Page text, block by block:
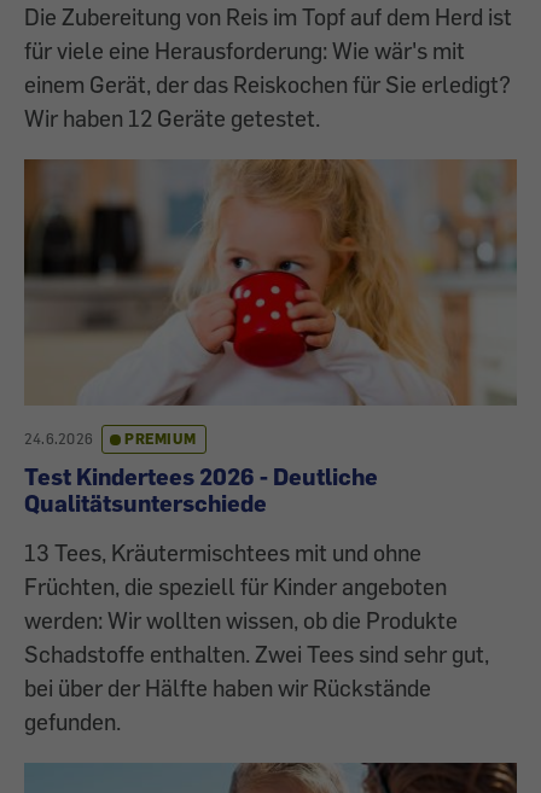
Die Zubereitung von Reis im Topf auf dem Herd ist
für viele eine Herausforderung: Wie wär's mit
einem Gerät, der das Reiskochen für Sie erledigt?
Wir haben 12 Geräte getestet.
24.6.2026 PREMIUM
Test Kindertees 2026 - Deutliche
Qualitätsunterschiede
13 Tees, Kräutermischtees mit und ohne
Früchten, die speziell für Kinder angeboten
werden: Wir wollten wissen, ob die Produkte
Schadstoffe enthalten. Zwei Tees sind sehr gut,
bei über der Hälfte haben wir Rückstände
gefunden.